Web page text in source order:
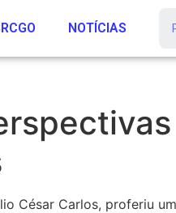
NOTÍCIAS
César Carlos, proferiu